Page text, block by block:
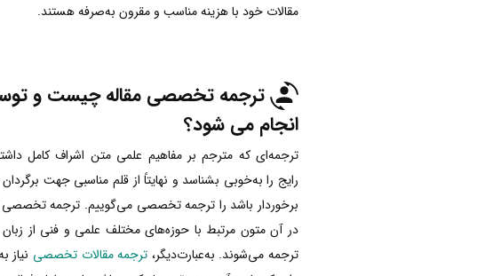
مقالات خود با هزینه مناسب و مقرون به‌صرفه هستند.
ترجمه تخصصی مقاله چیست و
انجام می شود؟
ترجمه‌ای که مترجم بر مفاهیم علمی متن اشراف کامل
رایج را به‌خوبی بشناسد و نهایتاً از قلم مناسبی جهت
برخوردار باشد را ترجمه تخصصی می‌گوییم. ترجمه تخصصی
در آن متون مرتبط با حوزه‌های مختلف علمی و فنی از
ترجمه می‌شوند. به‌عبارت‌دیگر، ترجمه مقالات تخصصی نیاز